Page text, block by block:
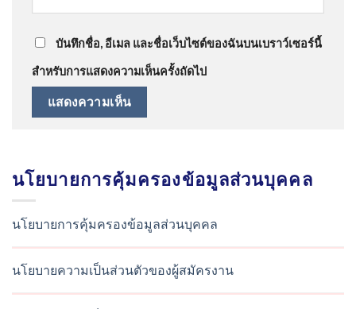
บันทึกชื่อ, อีเมล และชื่อเว็บไซต์ของฉันบนเบราว์เซอร์นี้
สำหรับการแสดงความเห็นครั้งถัดไป
นโยบายการคุ้มครองข้อมูลส่วนบุคคล
นโยบายการคุ้มครองข้อมูลส่วนบุคคล
นโยบายความเป็นส่วนตัวของผู้สมัครงาน